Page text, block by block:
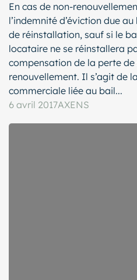
En cas de non-
l’indemnité d’éviction due
de réinstallation, sauf si le
locataire ne se réinstallera
compensation de la perte
renouvellement. Il s’agit de
commerciale liée au bail...
6 avril 2017AXENS